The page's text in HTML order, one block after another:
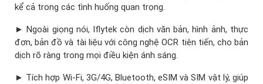
kể cả trong các tình huống quan trọng.
► Ngoài giọng nói, Iflytek còn dịch văn bản, hình ảnh, thực
đơn, bản đồ và tài liệu với công nghệ OCR tiên tiến, cho bản
dịch rõ ràng trong mọi điều kiện ánh sáng.
► Tích hợp Wi-Fi, 3G/4G, Bluetooth, eSIM và SIM vật lý, giúp